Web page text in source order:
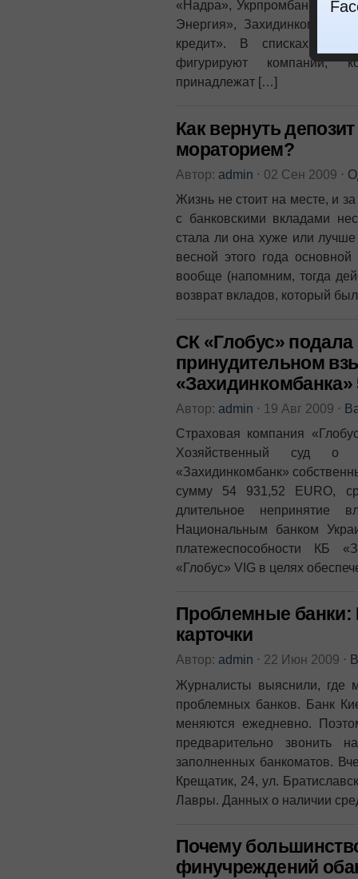
«Надра», Укрпромбанк,
Энергия», Захидинкомбанк,
кредит». В списках
фигурируют компании,
принадлежат […]
Как вернуть
мораторием?
Автор: admin ⋅ 02 Сен 2009 ⋅
Жизнь не стоит на месте, и
с банковскими вкладами
стала ли она хуже или
весной этого года
вообще (напомним, тогда
возврат вкладов, который
СК «Глобус»
принудительном
«Захидинкомбанка»
Автор: admin ⋅ 19 Авг 2009 ⋅
Страховая компания
Хозяйственный суд о
«Захидинкомбанк»
сумму 54 931,52 EURO,
длительное непринятие
Национальным банком
платежеспособности КБ
«Глобус» VIG в целях
Проблемные банки:
карточки
Автор: admin ⋅ 22 Июн 2009 ⋅
Журналисты выяснили, где
проблемных банков. Банк
меняются ежедневно.
предварительно звонить
заполненных банкоматов.
Крещатик, 24, ул.
Лавры. Данных о наличии
Почему
финучреждений